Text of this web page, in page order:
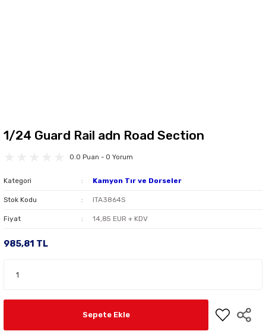
1/24 Guard Rail adn Road Section
0.0 Puan - 0 Yorum
Kategori Kamyon Tır ve Dorseler
Stok Kodu ITA3864S
Fiyat 14,85 EUR + KDV
985,81 TL
Sepete Ekle